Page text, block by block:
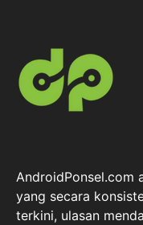
AndroidPonsel.com
yang secara
terkini, ulasan